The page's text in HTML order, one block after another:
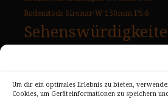
Um dir ein optimales Erlebnis zu bieten,
Cookies, um Geräteinformationen zu speichern
Rodenstock Sironar-W 150mm f/5.6
Urlaubsbilder